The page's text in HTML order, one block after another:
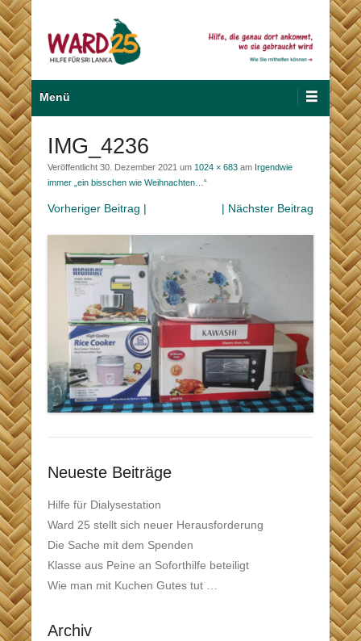
Zum
Inhalt
wechseln
Ward 25
Primäres
Menü
Menü
IMG_4236
Veröffentlicht 30. Dezember 2021 um 1024 × 683 am Irgendwie
immer „ein bisschen wie Weihnachten…“
Vorheriger Beitrag | | Nächster Beitrag
Neueste Beiträge
Hilfe für Dialysestation
Ward 25 stellt sich neuer Herausforderung
Die Sache mit dem Spenden
Klasse aus Peine an Soforthilfe beteiligt
Wie man mit Kuchen Gutes tut …
Archiv